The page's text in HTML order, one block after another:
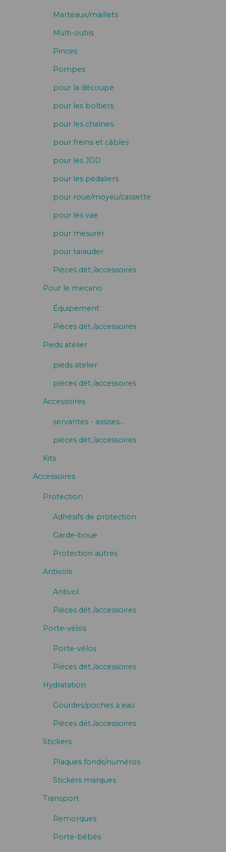
Marteaux/maillets
Multi-outils
Pinces
Pompes
pour la découpe
pour les boîtiers
pour les chaînes
pour freins et câbles
pour les JDD
pour les pédaliers
pour roue/moyeu/cassette
pour les vae
pour mesurer
pour tarauder
Pièces dét./accessoires
Pour le mecano
Équipement
Pièces dét./accessoires
Pieds atelier
pieds atelier
pièces dét./accessoires
Accessoires
servantes - assises…
pièces dét./accessoires
Kits
Accessoires
Protection
Adhésifs de protection
Garde-boue
Protection autres
Antivols
Antivol
Pièces dét./accessoires
Porte-vélos
Porte-vélos
Pièces dét./accessoires
Hydratation
Gourdes/poches à eau
Pièces dét./accessoires
Stickers
Plaques fonds/numéros
Stickers marques
Transport
Remorques
Porte-bébés